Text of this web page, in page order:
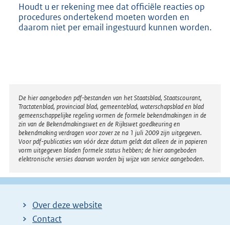
Houdt u er rekening mee dat officiële reacties op
procedures ondertekend moeten worden en
daarom niet per email ingestuurd kunnen worden.
Disclaimer
De hier aangeboden pdf-bestanden van het Staatsblad, Staatscourant,
Tractatenblad, provinciaal blad, gemeenteblad, waterschapsblad en blad
gemeenschappelijke regeling vormen de formele bekendmakingen in de
zin van de Bekendmakingswet en de Rijkswet goedkeuring en
bekendmaking verdragen voor zover ze na 1 juli 2009 zijn uitgegeven.
Voor pdf-publicaties van vóór deze datum geldt dat alleen de in papieren
vorm uitgegeven bladen formele status hebben; de hier aangeboden
elektronische versies daarvan worden bij wijze van service aangeboden.
Over deze website
Contact